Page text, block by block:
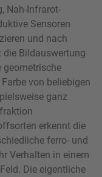
Nah-Infrarot-
Sensoren
und nach
Bildauswertung
geometrische
von beliebigen
ganz
erkennt die
ferro- und
Verhalten in einem
Die eigentliche